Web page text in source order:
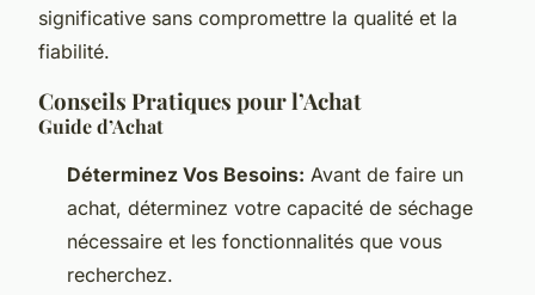
significative sans compromettre la qualité et la
fiabilité.
Conseils Pratiques pour l’Achat
Guide d’Achat
Déterminez Vos Besoins: Avant de faire un
achat, déterminez votre capacité de séchage
nécessaire et les fonctionnalités que vous
recherchez.